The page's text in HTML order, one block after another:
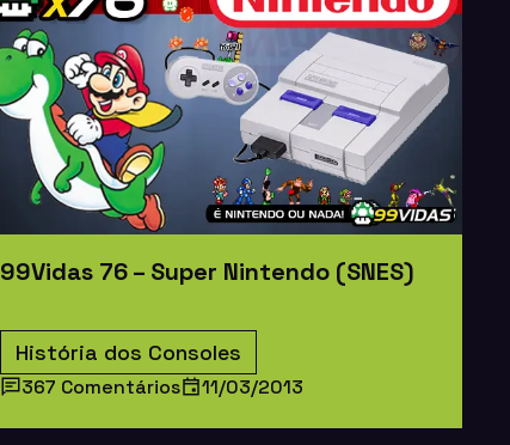
99Vidas 76 – Super Nintendo (SNES)
História dos Consoles
367 Comentários 11/03/2013